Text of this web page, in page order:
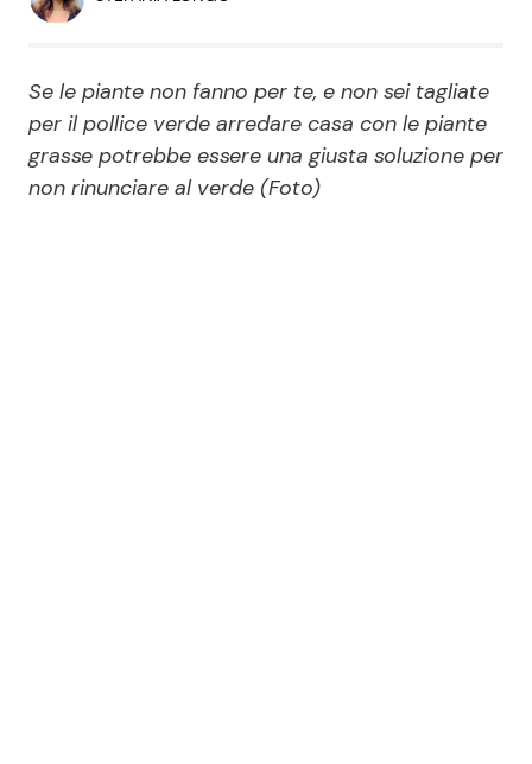
Economia
Persone Scomparse
Politica
Programmi TV
Reality e Talent
Se le piante non fanno per te, e non sei tagliate
per il pollice verde arredare casa con le piante
grasse potrebbe essere una giusta soluzione per
non rinunciare al verde (Foto)